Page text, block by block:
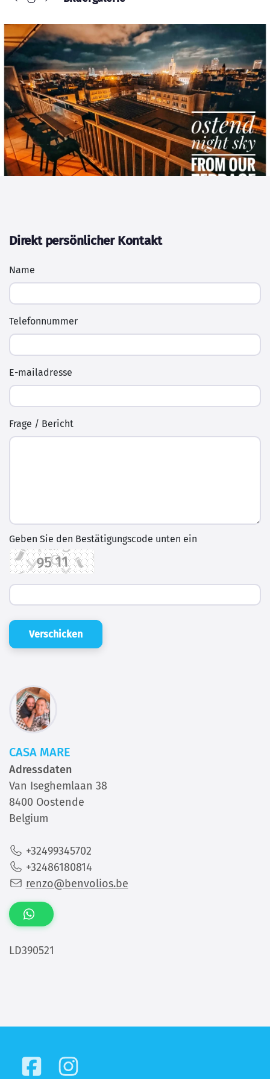
Direkt persönlicher Kontakt
Name
Telefonnummer
E-mailadresse
Frage / Bericht
Geben Sie den Bestätigungscode unten ein
Verschicken
CASA MARE
Adressdaten
Van Iseghemlaan 38
8400 Oostende
Belgium
+32499345702
+32486180814
renzo@benvolios.be
LD390521